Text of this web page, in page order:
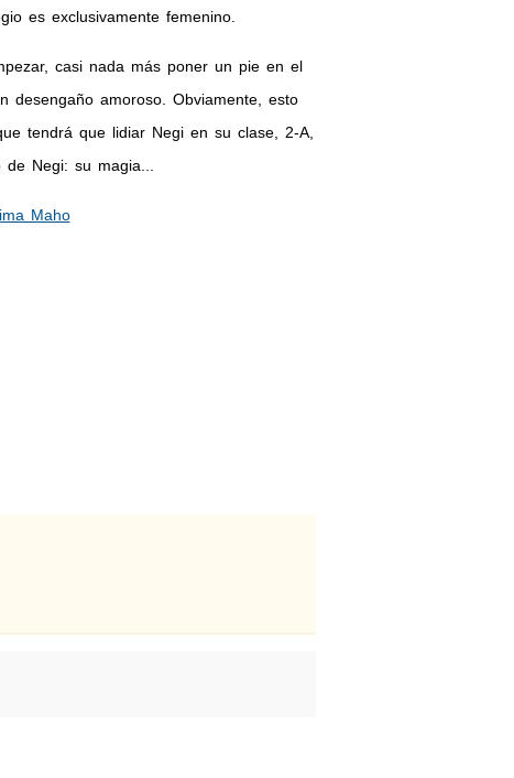
es exclusivamente femenino.
casi nada más poner un pie en el
amoroso. Obviamente, esto
tendrá que lidiar Negi en su clase, 2-A,
Negi: su magia...
Maho